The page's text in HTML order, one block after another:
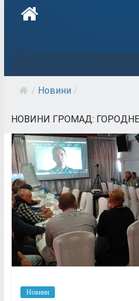
/ Новини /
НОВИНИ ГРОМАД:
Новини